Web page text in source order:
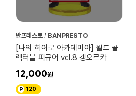
반프레스토 / BANPRESTO
[나의 히어로 아카데미아] 월드 콜
렉터블 피규어 vol.8 갱오르카
12,000
120